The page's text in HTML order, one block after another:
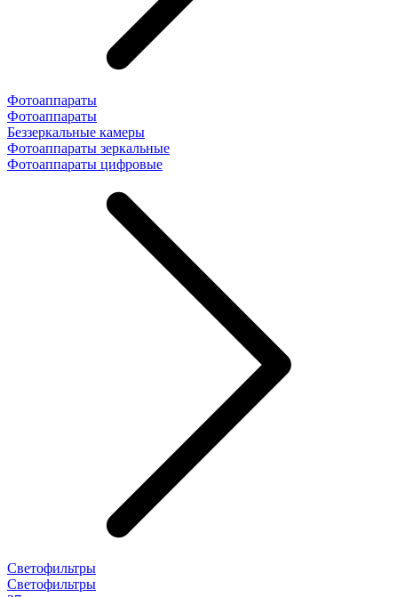
Фотоаппараты
Фотоаппараты
Беззеркальные камеры
Фотоаппараты зеркальные
Фотоаппараты цифровые
Светофильтры
Светофильтры